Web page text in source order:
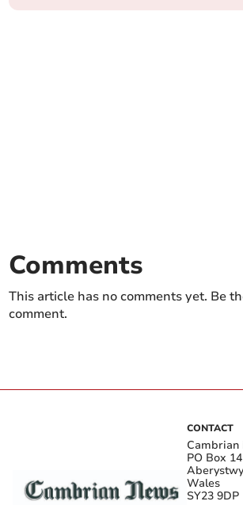
Comments
This article has no comments yet. Be
comment.
CONTACT
Cambrian
PO Box
Wales
SY23 9DP